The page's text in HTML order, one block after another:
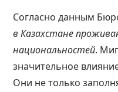
Согласно данным
в Казахстане
национальностей.
значительное
Они не только